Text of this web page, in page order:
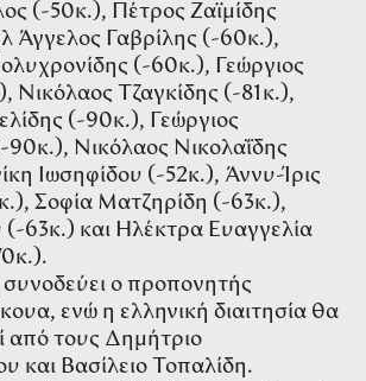
(-50κ.), Πέτρος Ζαϊμίδης
Άγγελος Γαβρίλης (-60κ.),
(-60κ.), Γεώργιος
Νικόλαος Τζαγκίδης (-81κ.),
(-90κ.), Γεώργιος
90κ.), Νικόλαος Νικολαΐδης
Ιωσηφίδου (-52κ.), Άννυ-Ίρις
Σοφία Ματζηρίδη (-63κ.),
(-63κ.) και Ηλέκτρα Ευαγγελία
ο προπονητής
ενώ η ελληνική διαιτησία θα
από τους Δημήτριο
και Βασίλειο Τοπαλίδη.